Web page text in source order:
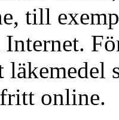
till
läkemedel
online.